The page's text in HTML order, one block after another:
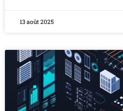
13 août 2025